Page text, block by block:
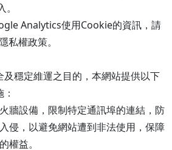
Analytics使用Cookie的資訊，請
私權政策。
及穩定維運之目的，本網站提供以下
牆設備，限制特定通訊埠的連結，防
侵，以避免網站遭到非法使用，保障
權益。